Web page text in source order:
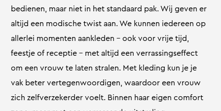
bedienen, maar niet in het standaard pak. Wij geven er
altijd een modische twist aan. We kunnen iedereen op
allerlei momenten aankleden – ook voor vrije tijd,
feestje of receptie – met altijd een verrassingseffect
om een vrouw te laten stralen. Met kleding kun je je
vak beter vertegenwoordigen, waardoor een vrouw
zich zelfverzekerder voelt. Binnen haar eigen comfort